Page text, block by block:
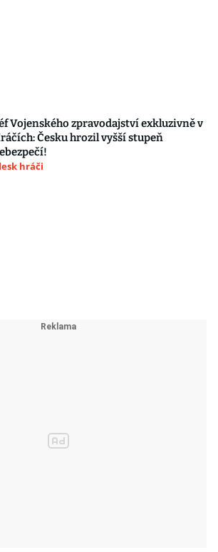
Vojenského zpravodajství exkluzivně v
Česku hrozil vyšší stupeň
hráči